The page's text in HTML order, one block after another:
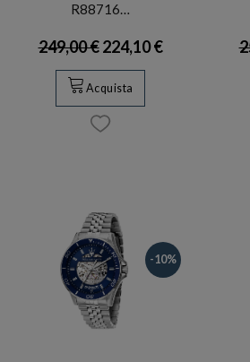
R88716…
249,00 €224,10 €
Acquista
-10%